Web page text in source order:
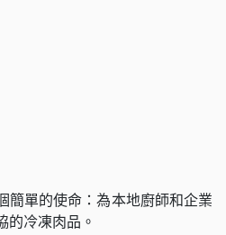
簡單的使命：為本地廚師和企業
的冷凍肉品。